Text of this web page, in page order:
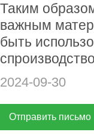
Таким
важным
быть
2024-09-30
Отправить письмо